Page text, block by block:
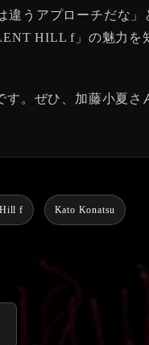
うアプローチだな
HILL f」の魅力
。ぜひ、加藤小夏
Hill f Kato Konatsu